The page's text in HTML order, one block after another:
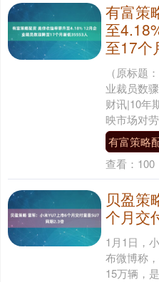
有富策
至
至17个
（原标题
业裁员数
财讯|10年
映市场对
有富策略
查看： 100
贝盈策
个月交
1月1日，
布微博称
15万辆，